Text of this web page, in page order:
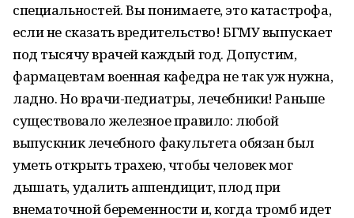
специальностей. Вы понимаете, это катастрофа,
если не сказать вредительство! БГМУ выпускает
под тысячу врачей каждый год. Допустим,
фармацевтам военная кафедра не так уж нужна,
ладно. Но врачи-педиатры, лечебники! Раньше
существовало железное правило: любой
выпускник лечебного факультета обязан был
уметь открыть трахею, чтобы человек мог
дышать, удалить аппендицит, плод при
внематочной беременности и, когда тромб идет